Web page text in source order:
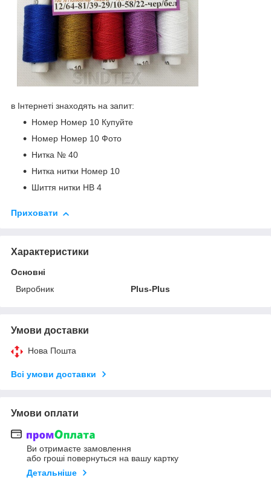
в Інтернеті знаходять на запит:
Номер Номер 10 Купуйте
Номер Номер 10 Фото
Нитка № 40
Нитка нитки Номер 10
Шиття нитки HB 4
Приховати
Характеристики
Основні
Виробник
Plus-Plus
Умови доставки
Нова Пошта
Всі умови доставки
Умови оплати
Ви отримаєте замовлення
або гроші повернуться на вашу картку
Детальніше